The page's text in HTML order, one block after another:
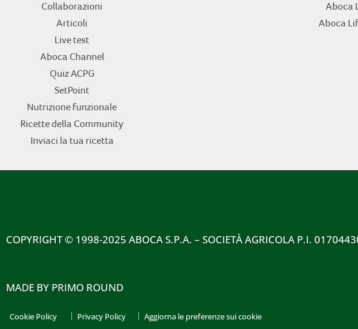
Collaborazioni
Articoli
Live test
Aboca Channel
Quiz ACPG
SetPoint
Nutrizione funzionale
Ricette della Community
Inviaci la tua ricetta
Aboca
Aboca
COPYRIGHT© 1998-2025 ABOCA S.P.A. – SOCIETÀ AGRICOLA P.I.
MADE BY PRIMO ROUND
Cookie Policy Privacy Policy Aggiorna le preferenze sui cookie